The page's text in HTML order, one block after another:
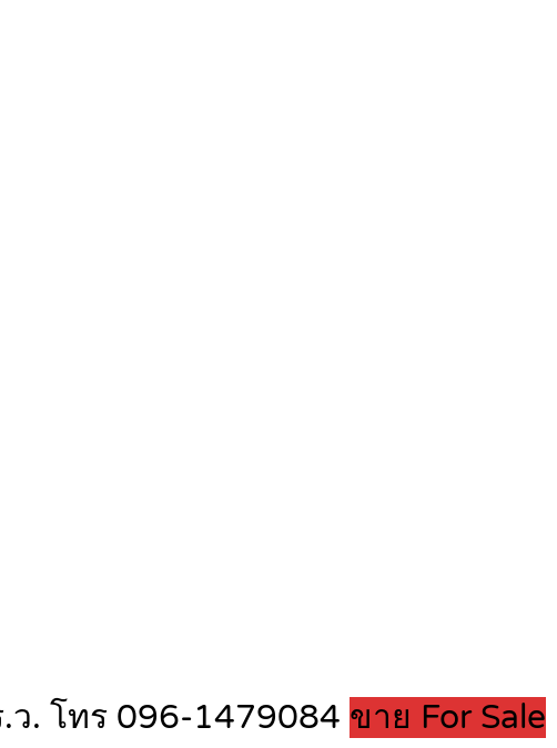
ว. โทร 096-1479084 ขาย For Sale